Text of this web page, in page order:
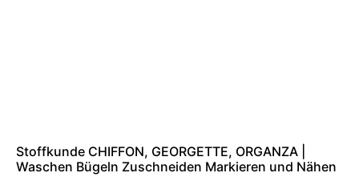
Stoffkunde CHIFFON, GEORGETTE, ORGANZA |
Waschen Bügeln Zuschneiden Markieren und Nähen